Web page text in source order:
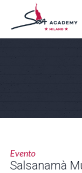
Evento
Salsanamà